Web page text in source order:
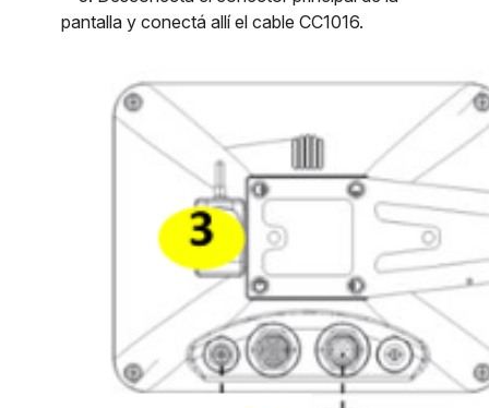
pantalla y conectá allí el cable CC1016.